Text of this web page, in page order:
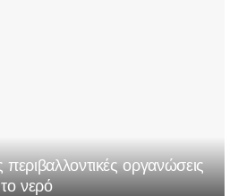
οργανώσεις
νερό